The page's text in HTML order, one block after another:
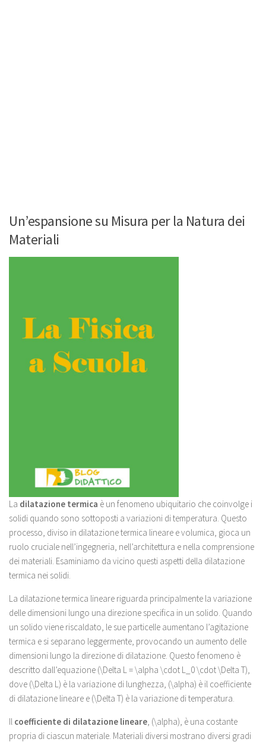
Un’espansione su Misura per la Natura dei
Materiali
La dilatazione termica è un fenomeno ubiquitario che coinvolge i
solidi quando sono sottoposti a variazioni di temperatura. Questo
processo, diviso in dilatazione termica lineare e volumica, gioca un
ruolo cruciale nell’ingegneria, nell’architettura e nella comprensione
dei materiali. Esaminiamo da vicino questi aspetti della dilatazione
termica nei solidi.
La dilatazione termica lineare riguarda principalmente la variazione
delle dimensioni lungo una direzione specifica in un solido. Quando
un solido viene riscaldato, le sue particelle aumentano l’agitazione
termica e si separano leggermente, provocando un aumento delle
dimensioni lungo la direzione di dilatazione. Questo fenomeno è
descritto dall’equazione (\Delta L = \alpha \cdot L_0 \cdot \Delta T),
dove (\Delta L) è la variazione di lunghezza, (\alpha) è il coefficiente
di dilatazione lineare e (\Delta T) è la variazione di temperatura.
Il coefficiente di dilatazione lineare, (\alpha), è una costante
propria di ciascun materiale. Materiali diversi mostrano diversi gradi